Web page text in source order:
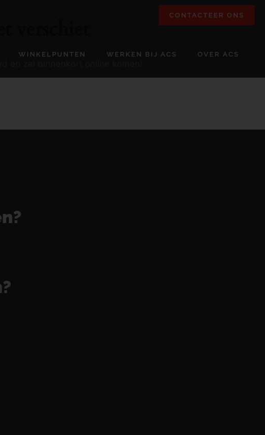
CONTACTEER ONS
WINKELPUNTEN WERKEN BIJ ACS OVER ACS